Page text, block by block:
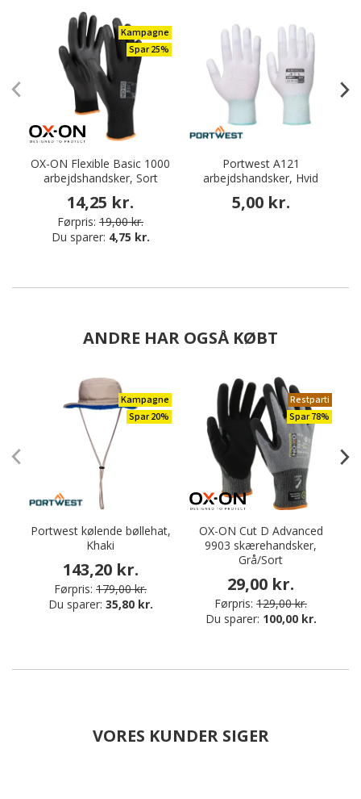
Kampagne
Spar 25%
OX-ON Flexible Basic 1000
arbejdshandsker, Sort
14,25 kr.
Førpris: 19,00 kr.
Du sparer: 4,75 kr.
Portwest A121
arbejdshandsker, Hvid
5,00 kr.
ANDRE HAR OGSÅ KØBT
Kampagne
Spar 20%
Portwest kølende bøllehat,
Khaki
143,20 kr.
Førpris: 179,00 kr.
Du sparer: 35,80 kr.
Restparti
Spar 78%
OX-ON Cut D Advanced
9903 skærehandsker,
Grå/Sort
29,00 kr.
Førpris: 129,00 kr.
Du sparer: 100,00 kr.
VORES KUNDER SIGER